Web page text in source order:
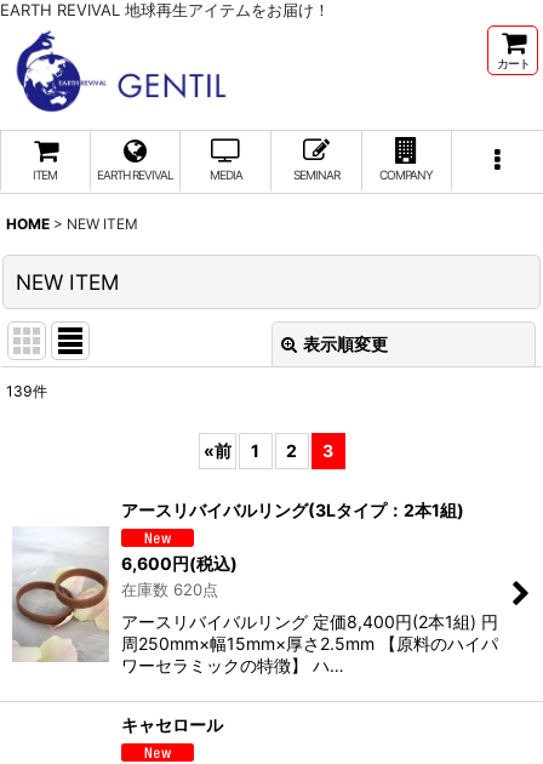
EARTH REVIVAL 地球再生アイテムをお届け！
カート
ITEM EARTH REVIVAL MEDIA SEMINAR COMPANY
HOME > NEW ITEM
NEW ITEM
表示順変更
139件
«前 1 2 3
アースリバイバルリング(3Lタイプ：2本1組)
6,600円(税込)
在庫数 620点
アースリバイバルリング 定価8,400円(2本1組) 円
周250mm×幅15mm×厚さ2.5mm 【原料のハイパ
ワーセラミックの特徴】 ハ…
キャセロール